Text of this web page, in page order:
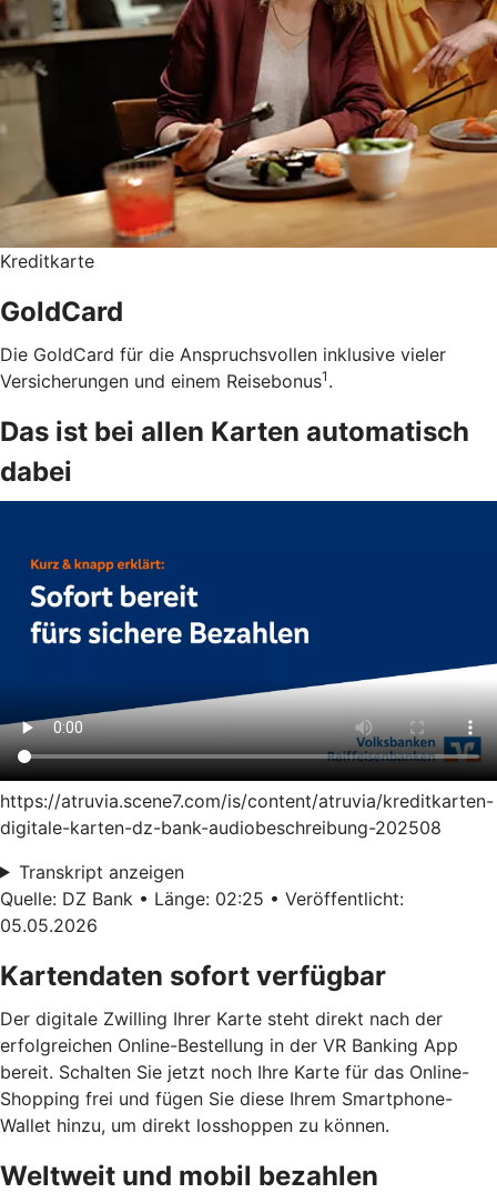
Kreditkarte
GoldCard
Die GoldCard für die Anspruchsvollen inklusive vieler
Versicherungen und einem Reisebonus1 .
Das ist bei allen Karten automatisch
dabei
https://atruvia.scene7.com/is/content/atruvia/kreditkarten-
digitale-karten-dz-bank-audiobeschreibung-202508
Transkript anzeigen
Quelle: DZ Bank • Länge: 02:25 • Veröffentlicht:
05.05.2026
Kartendaten sofort verfügbar
Der digitale Zwilling Ihrer Karte steht direkt nach der
erfolgreichen Online-Bestellung in der VR Banking App
bereit. Schalten Sie jetzt noch Ihre Karte für das Online-
Shopping frei und fügen Sie diese Ihrem Smartphone-
Wallet hinzu, um direkt losshoppen zu können.
Weltweit und mobil bezahlen